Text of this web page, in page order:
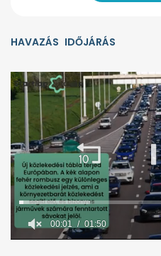
HAVAZÁS IDŐJÁRÁS
00:02 01:50